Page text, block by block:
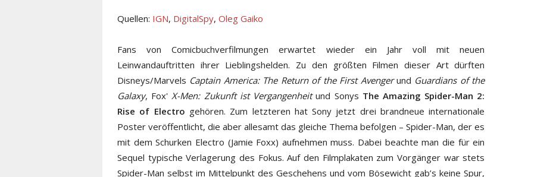
Quellen: IGN, DigitalSpy, Oleg Gaiko
Fans von Comicbuchverfilmungen erwartet wieder ein Jahr voll mit neuen
Leinwandauftritten ihrer Lieblingshelden. Zu den größten Filmen dieser Art dürften
Disneys/Marvels Captain America: The Return of the First Avengerund Guardians of the
Galaxy, Fox' X-Men: Zukunft ist Vergangenheitund Sonys The Amazing Spider-Man 2:
Rise of Electro gehören. Zum letzteren hat Sony jetzt drei brandneue internationale
Poster veröffentlicht, die aber allesamt das gleiche Thema befolgen – Spider-Man, der es
mit dem Schurken Electro (Jamie Foxx) aufnehmen muss. Dabei beachte man die für ein
Sequel typische Verlagerung des Fokus. Auf den Filmplakaten zum Vorgänger war stets
Spider-Man selbst im Mittelpunkt des Geschehens und vom Bösewicht gab’s keine Spur,